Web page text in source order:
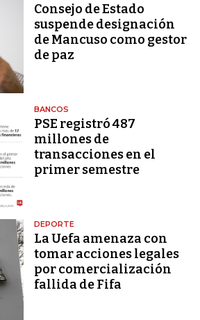
Consejo de Estado
suspende designación
de Mancuso como gestor
de paz
BANCOS
PSE registró 487
millones de
transacciones en el
primer semestre
DEPORTE
La Uefa amenaza con
tomar acciones legales
por comercialización
fallida de Fifa